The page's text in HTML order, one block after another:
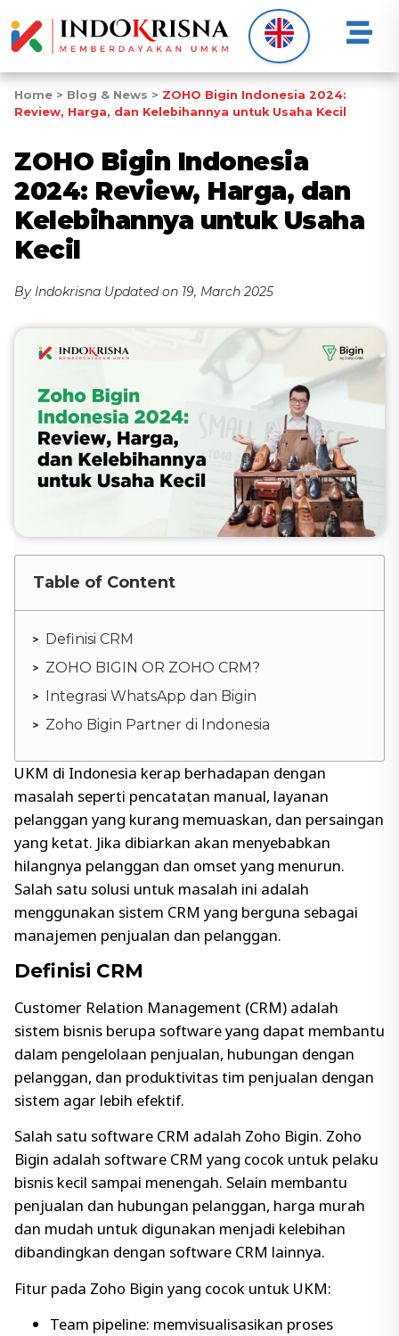
Home > Blog & News > ZOHO Bigin Indonesia 2024:
Review, Harga, dan Kelebihannya untuk Usaha Kecil
ZOHO Bigin Indonesia
2024: Review, Harga, dan
Kelebihannya untuk Usaha
Kecil
By Indokrisna Updated on 19, March 2025
Table of Content
Definisi CRM
ZOHO BIGIN OR ZOHO CRM?
Integrasi WhatsApp dan Bigin
Zoho Bigin Partner di Indonesia
UKM di Indonesia kerap berhadapan dengan
masalah seperti pencatatan manual, layanan
pelanggan yang kurang memuaskan, dan persaingan
yang ketat. Jika dibiarkan akan menyebabkan
hilangnya pelanggan dan omset yang menurun.
Salah satu solusi untuk masalah ini adalah
menggunakan sistem CRM yang berguna sebagai
manajemen penjualan dan pelanggan.
Definisi CRM
Customer Relation Management (CRM) adalah
sistem bisnis berupa software yang dapat membantu
dalam pengelolaan penjualan, hubungan dengan
pelanggan, dan produktivitas tim penjualan dengan
sistem agar lebih efektif.
Salah satu software CRM adalah Zoho Bigin. Zoho
Bigin adalah software CRM yang cocok untuk pelaku
bisnis kecil sampai menengah. Selain membantu
penjualan dan hubungan pelanggan, harga murah
dan mudah untuk digunakan menjadi kelebihan
dibandingkan dengan software CRM lainnya.
Fitur pada Zoho Bigin yang cocok untuk UKM:
Team pipeline: memvisualisasikan proses